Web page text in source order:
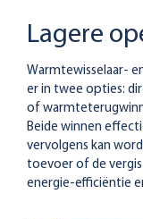
Lagere
Warmtewisselaar-
er in twee opties:
of
Beide winnen
vervolgens kan
toevoer of de
energie-efficiëntie